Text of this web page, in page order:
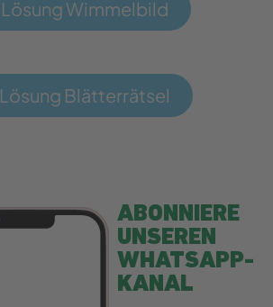
Lösung Wimmelbild
Lösung Blätterrätsel
ABONNIERE
UNSEREN
WHATSAPP-
KANAL